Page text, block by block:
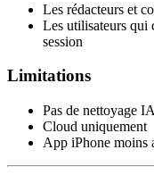
Les rédacteurs et
Les utilisateurs qui
session
Limitations
Pas de nettoyage IA
Cloud uniquement
App iPhone moins